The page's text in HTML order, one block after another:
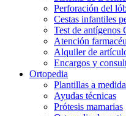
Perforación del
Cestas infantiles
Test de
Atención
Alquiler de
Encargos y
Ortopedia
Plantillas a medida
Ayudas técnicas
Prótesis mamarias